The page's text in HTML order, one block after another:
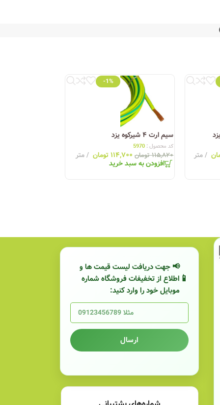
متر
-1%
سیم ارت ۴ شیرکوه یزد
کد محصول : 5970
۱۱۵,۸۲۰ تومان ۱۱۴,۷۰۰ تومان متر
افزودن به سبد خرید
📢 جهت دریافت لیست قیمت ها و
اطلاع از تخفیفات فروشگاه شماره
موبایل خود را وارد کنید:
ارسال